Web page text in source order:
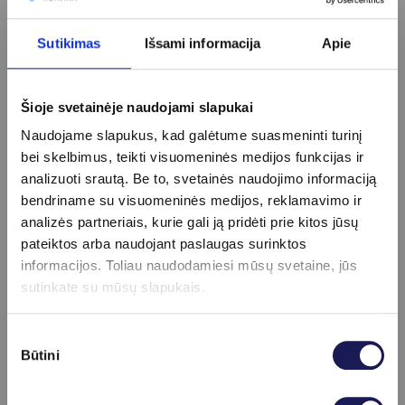
Sutikimas Išsami informacija Apie
Šioje svetainėje naudojami slapukai
Naudojame slapukus, kad galėtume suasmeninti turinį
bei skelbimus, teikti visuomeninės medijos funkcijas ir
analizuoti srautą. Be to, svetainės naudojimo informaciją
bendriname su visuomeninės medijos, reklamavimo ir
analizės partneriais, kurie gali ją pridėti prie kitos jūsų
pateiktos arba naudojant paslaugas surinktos
informacijos. Toliau naudodamiesi mūsų svetaine, jūs
sutinkate su mūsų slapukais.
pasirinkimas
Būtini
Apie procedūrą
Pasiruošimas
Specialus pasiruošimas nereikalingas
Kainoraštis
Diamino oksidazė (DAO) 33 €
Androstendionas 14 €
Bendras baltymas